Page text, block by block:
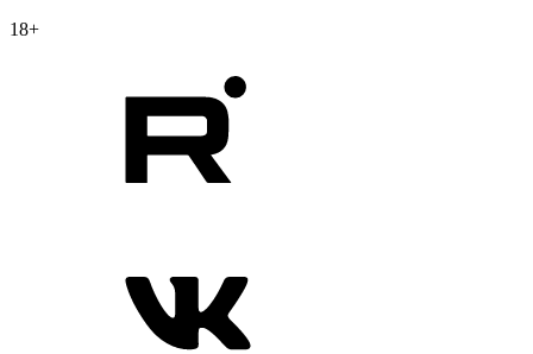
18+